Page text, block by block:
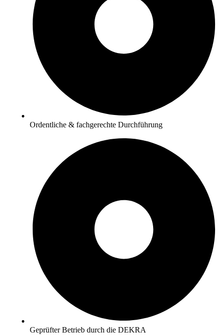
Ordentliche & fachgerechte Durchführung
Geprüfter Betrieb durch die DEKRA